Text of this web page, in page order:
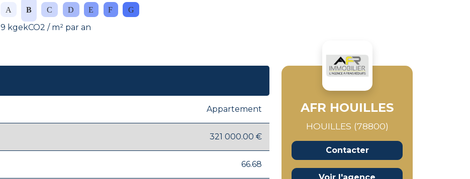
9 kgekCO2 / m² par an
Appartement
321 000.00 €
66.68
AFR HOUILLES
HOUILLES (78800)
Contacter